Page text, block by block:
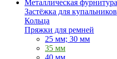
Металлическая фурнитура
Застёжка для купальников
Кольца
Пряжки для ремней
25 мм; 30 мм
35 мм
40 мм